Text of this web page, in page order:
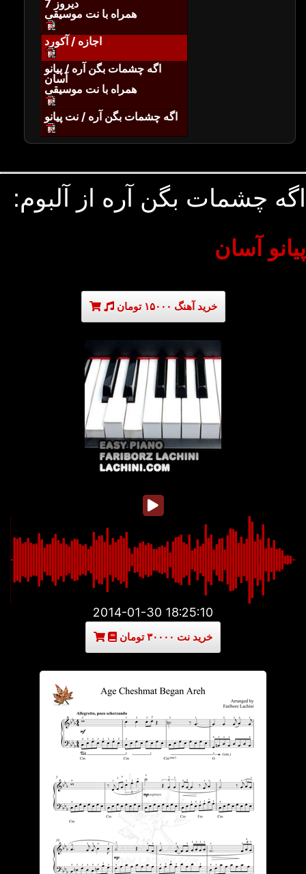
دیروز 7
همراه با نت موسیقی
اجازه / آکورد
اگه چشمات بگن آره / پیانو
آسان
همراه با نت موسیقی
اگه چشمات بگن آره / نت پیانو
اگه چشمات بگن آره از آلبوم:
پیانو آسان
خرید آهنگ ۱۵۰۰۰ تومان
2014-01-30 18:25:10
خرید نت ۳۰۰۰۰ تومان